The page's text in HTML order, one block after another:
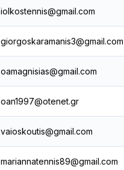
iolkostennis@gmail.com
giorgoskaramanis3@gmail.com
oamagnisias@gmail.com
oan1997@otenet.gr
vaioskoutis@gmail.com
mariannatennis89@gmail.com